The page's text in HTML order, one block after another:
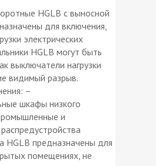
HGLB с выносной
для включения,
электрических
HGLB могут быть
выключатели нагрузки
видимый разрыв.
–
шкафы низкого
и
HGLB предназначены для
помещениях, не